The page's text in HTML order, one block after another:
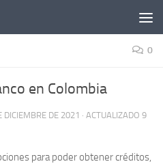
0
en Colombia
DICIEMBRE DE 2021 · ACTUALIZADO 9
para poder obtener créditos,